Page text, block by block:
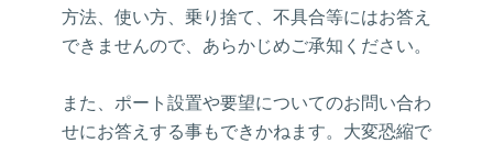
方法、使い方、乗り捨て、不具合等にはお答え
できませんので、あらかじめご承知ください。
また、ポート設置や要望についてのお問い合わ
せにお答えする事もできかねます。大変恐縮で